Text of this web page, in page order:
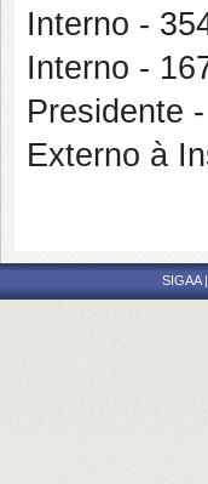
Interno -
Interno -
Presidente
Externo à
SIGAA